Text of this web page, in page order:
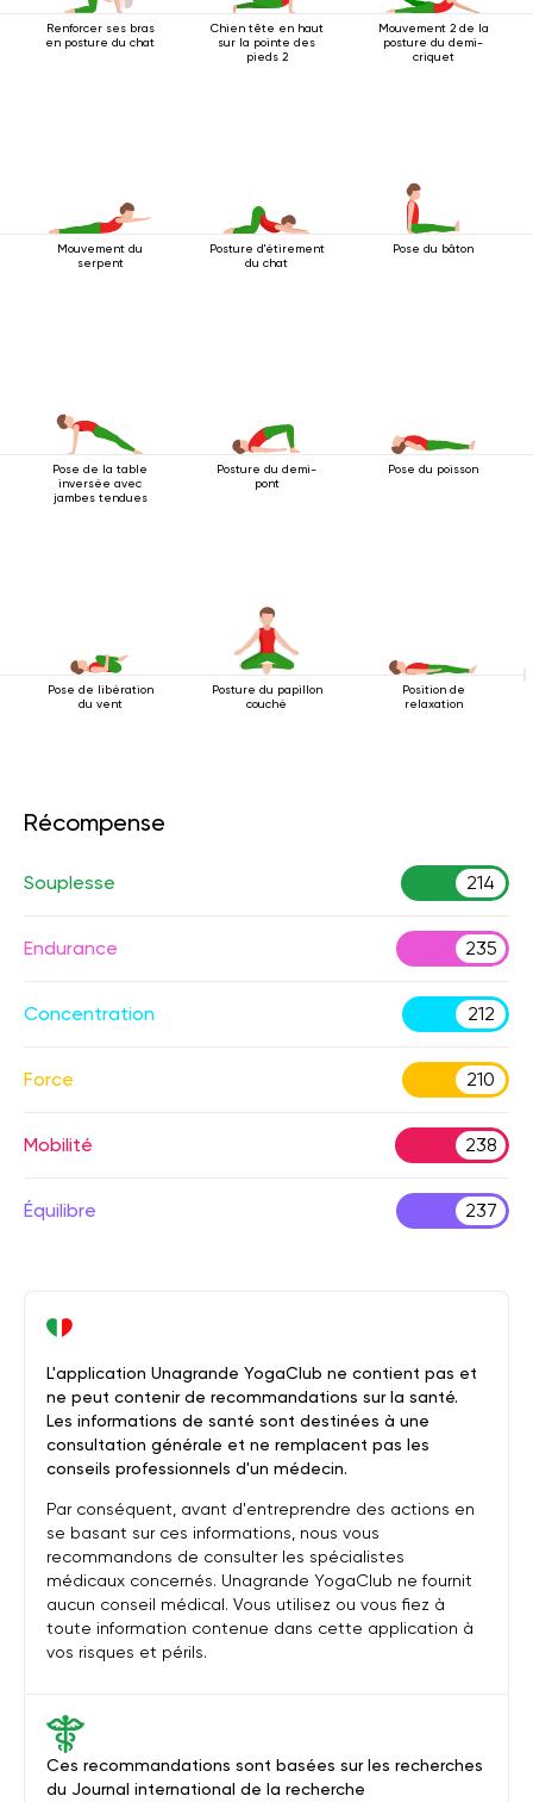
Renforcer ses bras
en posture du chat
Chien tête en haut
sur la pointe des
pieds 2
Mouvement 2 de la
posture du demi-
criquet
Mouvement du
serpent
Posture d'étirement
du chat
Pose du bâton
Pose de la table
inversée avec
jambes tendues
Posture du demi-
pont
Pose du poisson
Pose de libération
du vent
Posture du papillon
couché
Position de
relaxation
Récompense
Souplesse 214
Endurance 235
Concentration 212
Force 210
Mobilité 238
Équilibre 237
Ces recommandations sont basées sur les recherches
du Journal international de la recherche
L'application Unagrande YogaClub ne contient pas et
ne peut contenir de recommandations sur la santé.
Les informations de santé sont destinées à une
consultation générale et ne remplacent pas les
conseils professionnels d'un médecin.
Par conséquent, avant d'entreprendre des actions en
se basant sur ces informations, nous vous
recommandons de consulter les spécialistes
médicaux concernés. Unagrande YogaClub ne fournit
aucun conseil médical. Vous utilisez ou vous fiez à
toute information contenue dans cette application à
vos risques et périls.